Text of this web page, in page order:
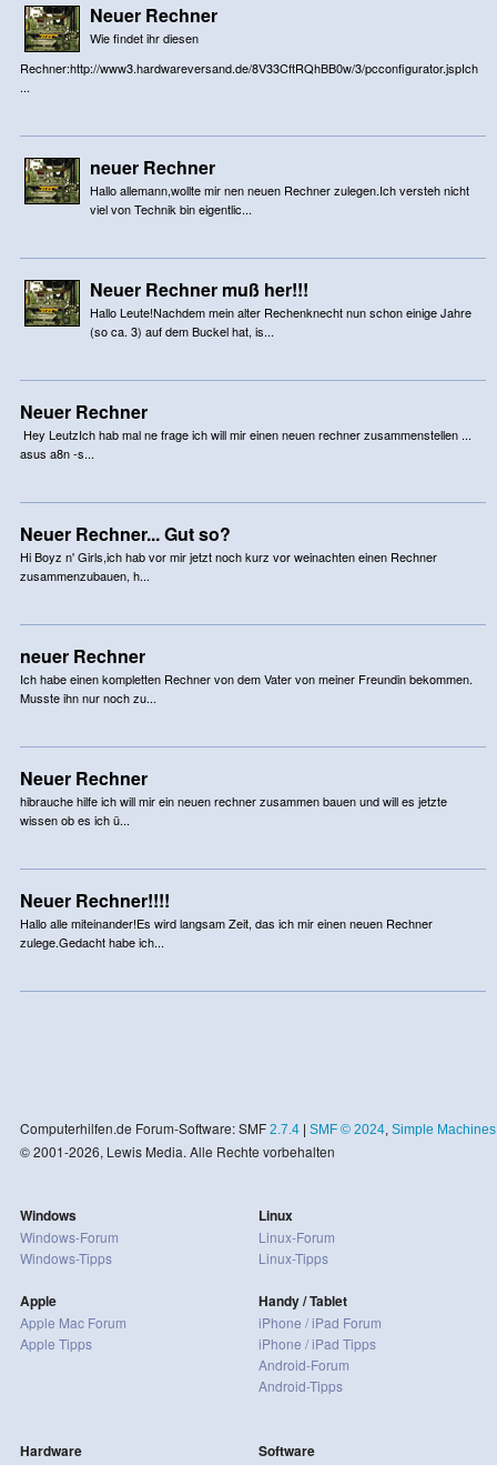
Neuer Rechner
Wie findet ihr diesen
Rechner:http://www3.hardwareversand.de/8V33CftRQhBB0w/3/pcconfigurator.jspIch
...
neuer Rechner
Hallo allemann,wollte mir nen neuen Rechner zulegen.Ich versteh nicht
viel von Technik bin eigentlic...
Neuer Rechner muß her!!!
Hallo Leute!Nachdem mein alter Rechenknecht nun schon einige Jahre
(so ca. 3) auf dem Buckel hat, is...
Neuer Rechner
Hey LeutzIch hab mal ne frage ich will mir einen neuen rechner zusammenstellen ...
asus a8n -s...
Neuer Rechner... Gut so?
Hi Boyz n' Girls,ich hab vor mir jetzt noch kurz vor weinachten einen Rechner
zusammenzubauen, h...
neuer Rechner
Ich habe einen kompletten Rechner von dem Vater von meiner Freundin bekommen.
Musste ihn nur noch zu...
Neuer Rechner
hibrauche hilfe ich will mir ein neuen rechner zusammen bauen und will es jetzte
wissen ob es ich ü...
Neuer Rechner!!!!
Hallo alle miteinander!Es wird langsam Zeit, das ich mir einen neuen Rechner
zulege.Gedacht habe ich...
Computerhilfen.de Forum-Software: SMF 2.7.4| SMF © 2024, Simple Machines
© 2001-2026, Lewis Media. Alle Rechte vorbehalten
Windows
Windows-Forum
Windows-Tipps
Apple
Apple Mac Forum
Apple Tipps
Linux
Linux-Forum
Linux-Tipps
Handy / Tablet
iPhone / iPad Forum
iPhone / iPad Tipps
Android-Forum
Android-Tipps
Hardware Software